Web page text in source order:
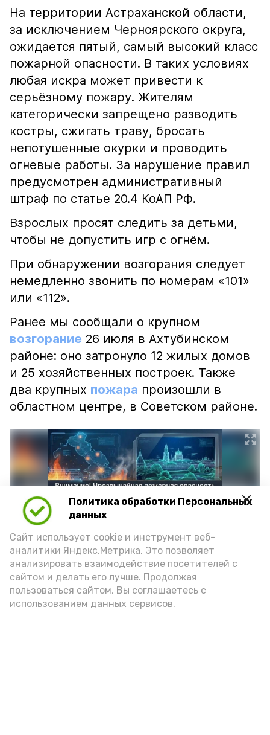
Политика обработки Персональных
данных
Сайт использует cookie и инструмент веб-
аналитики Яндекс.Метрика. Это позволяет
анализировать взаимодействие посетителей с
сайтом и делать его лучше. Продолжая
пользоваться сайтом, Вы соглашаетесь с
использованием данных сервисов.
На территории Астраханской области,
за исключением Черноярского округа,
ожидается пятый, самый высокий класс
пожарной опасности. В таких условиях
любая искра может привести к
серьёзному пожару. Жителям
категорически запрещено разводить
костры, сжигать траву, бросать
непотушенные окурки и проводить
огневые работы. За нарушение правил
предусмотрен административный
штраф по статье 20.4 КоАП РФ.
Взрослых просят следить за детьми,
чтобы не допустить игр с огнём.
При обнаружении возгорания следует
немедленно звонить по номерам «101»
или «112».
Ранее мы сообщали о крупном
возгорание 26 июля в Ахтубинском
районе: оно затронуло 12 жилых домов
и 25 хозяйственных построек. Также
два крупных пожара произошли в
областном центре, в Советском районе.
Фото: max.ru/mchs_astrakhan